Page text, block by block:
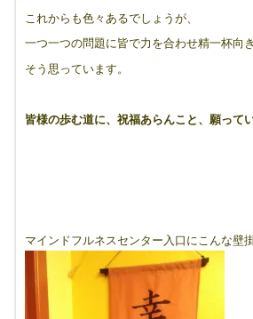
これからも色々あるでしょうが、
一つ一つの問題に皆で力を合わせ精一杯向
そう思っています。
皆様の歩む道に、祝福あらんこと、願って
マインドフルネスセンター入口にこんな壁掛